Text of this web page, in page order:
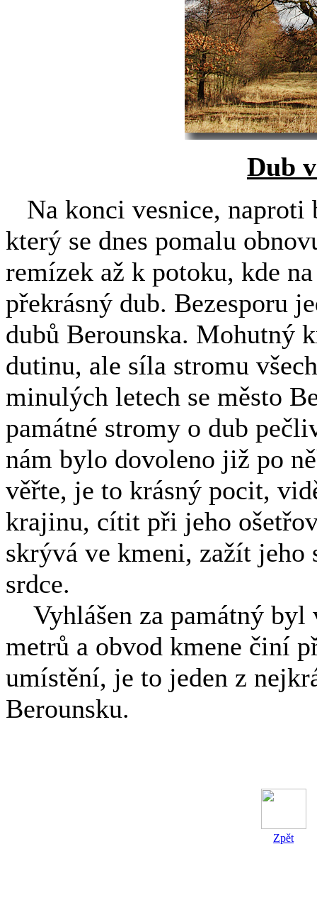
Dub
Na konci vesnice, naproti
který se dnes pomalu
remízek až k potoku, kde
překrásný dub. Bezesporu
dubů Berounska. Mohutný
dutinu, ale síla stromu
minulých letech se město
památné stromy o dub
nám bylo dovoleno již po
věřte, je to krásný pocit,
krajinu, cítit při jeho
skrývá ve kmeni, zažít
srdce.
Vyhlášen za památný byl
metrů a obvod kmene činí
umístění, je to jeden z
Berounsku.
Zpět